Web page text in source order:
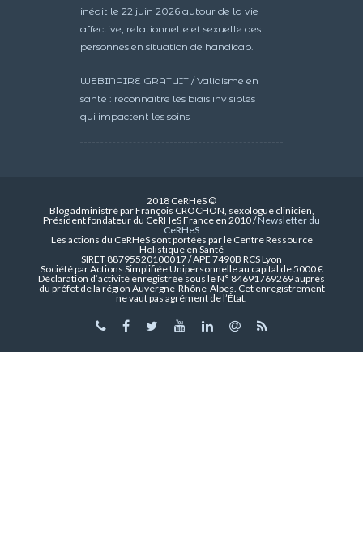
inédit le 22 juin 2026 autour de la vie
affective, relationnelle et sexuelle des
personnes en situation de handicap.
WEBINAIRE GRATUIT / Validisme en
santé : reconnaître les biais invisibles
qui impactent les soins
2018 CeRHeS ©
Blog administré par François CROCHON, sexologue clinicien,
Président fondateur du CeRHeS France en 2010 /Newsletter du
CeRHeS
Les actions du CeRHeS sont portées par le Centre Ressource
Holistique en Santé
SIRET 88795520100017 / APE 7490B RCS Lyon
Société par Actions Simplifiée Unipersonnelle au capital de 5000 €
Déclaration d’activité enregistrée sous le N° 84691769269 auprès
du préfet de la région Auvergne-Rhône-Alpes. Cet enregistrement
ne vaut pas agrément de l’État.